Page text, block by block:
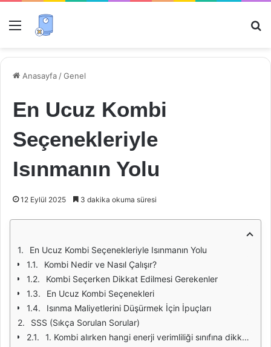
Menü
Anasayfa /Genel
En Ucuz Kombi
Seçenekleriyle
Isınmanın Yolu
12 Eylül 2025 3 dakika okuma süresi
En Ucuz Kombi Seçenekleriyle Isınmanın Yolu
Kombi Nedir ve Nasıl Çalışır?
Kombi Seçerken Dikkat Edilmesi Gerekenler
En Ucuz Kombi Seçenekleri
Isınma Maliyetlerini Düşürmek İçin İpuçları
SSS (Sıkça Sorulan Sorular)
1. Kombi alırken hangi enerji verimliliği sınıfına dikkat etmeliyim?